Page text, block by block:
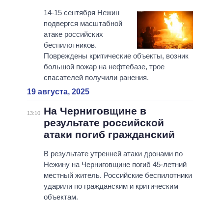
14-15 сентября Нежин
подвергся масштабной
атаке российских
беспилотников.
Повреждены критические объекты, возник
большой пожар на нефтебазе, трое
спасателей получили ранения.
19 августа, 2025
13:10
На Черниговщине в
результате российской
атаки погиб гражданский
В результате утренней атаки дронами по
Нежину на Черниговщине погиб 45-летний
местный житель. Российские беспилотники
ударили по гражданским и критическим
объектам.